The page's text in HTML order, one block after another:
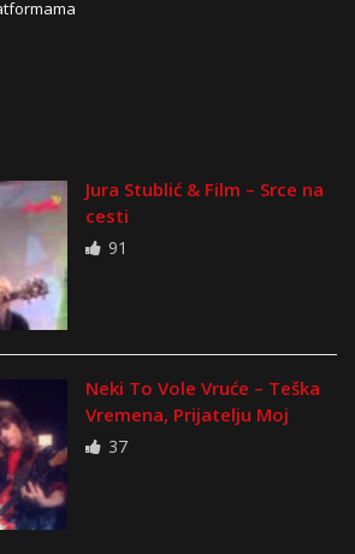
Jura Stublić & Film – Srce na
cesti
91
Neki To Vole Vruće – Teška
Vremena, Prijatelju Moj
37